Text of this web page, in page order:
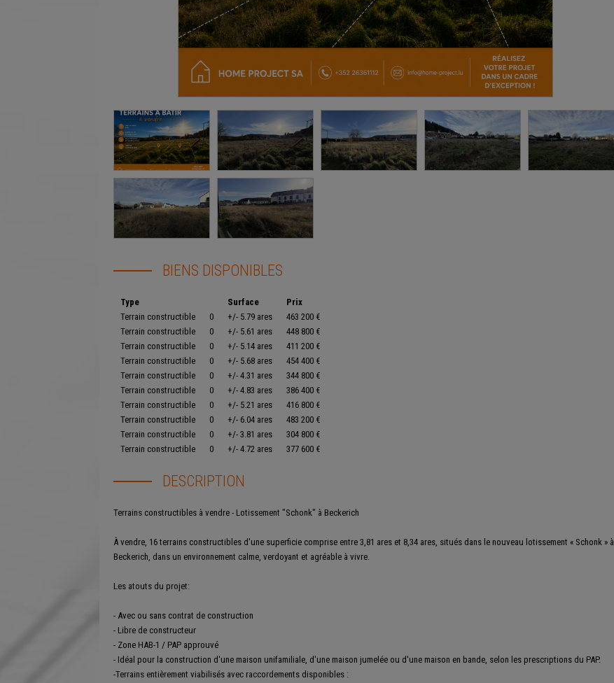
BIENS DISPONIBLES
Type Surface
Prix
Terrain constructible
0 +/- 5.79 ares
463 200 €
Terrain constructible
0 +/- 5.61 ares
448 800 €
Terrain constructible
0 +/- 5.14 ares
411 200 €
Terrain constructible
0 +/- 5.68 ares
454 400 €
Terrain constructible
0 +/- 4.31 ares
344 800 €
Terrain constructible
0 +/- 4.83 ares
386 400 €
Terrain constructible
0 +/- 5.21 ares
416 800 €
Terrain constructible
0 +/- 6.04 ares
483 200 €
Terrain constructible
0 +/- 3.81 ares
304 800 €
Terrain constructible
0 +/- 4.72 ares 377 600 €
DESCRIPTION
Terrains constructibles à vendre - Lotissement "Schonk" à Beckerich
À vendre, 16 terrains constructibles d'une superficie comprise entre 3,81 ares et 8,34 ares, situés dans le nouveau lotissement « Schonk » à
Beckerich, dans un environnement calme, verdoyant et agréable à vivre.
Les atouts du projet:
- Avec ou sans contrat de construction
- Libre de constructeur
- Zone HAB-1 / PAP approuvé
- Idéal pour la construction d'une maison unifamiliale, d'une maison jumelée ou d'une maison en bande, selon les prescriptions du PAP.
-Terrains entièrement viabilisés avec raccordements disponibles :